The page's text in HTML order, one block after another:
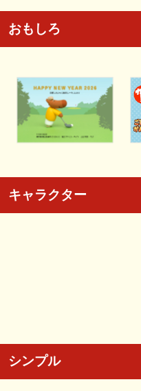
おもしろ
キャラクター
シンプル